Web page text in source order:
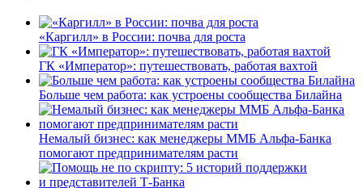
«Каргилл» в России: почва для роста
ГК «Император»: путешествовать, работая вахтой
Больше чем работа: как устроены сообщества Билайна
Немалый бизнес: как менеджеры ММБ Альфа-Банка
помогают предпринимателям расти